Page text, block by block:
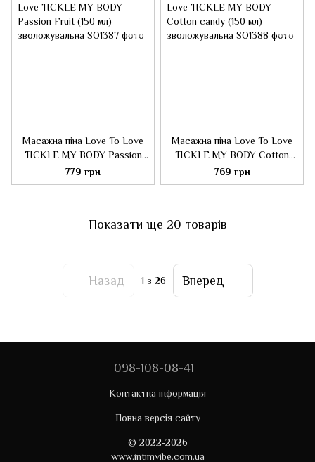
Масажна піна Love To Love
TICKLE MY BODY Passion
Fruit (150 мл) зволожувальна
779 грн
Масажна піна Love To Love
TICKLE MY BODY Cotton
candy (150 мл)
зволожувальна
769 грн
Показати ще 20 товарів
Назад 1 з 26 Вперед
098-108-08-41
Контактна інформація
Повна версія сайту
© 2022-2026
www.intimvibe.com.ua